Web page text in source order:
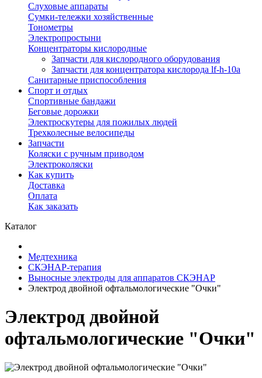
Слуховые аппараты
Сумки-тележки хозяйственные
Тонометры
Электропростыни
Концентраторы кислородные
Запчасти для кислородного оборудования
Запчасти для концентратора кислорода lf-h-10a
Санитарные приспособления
Спорт и отдых
Спортивные бандажи
Беговые дорожки
Электроскутеры для пожилых людей
Трехколесные велосипеды
Запчасти
Коляски с ручным приводом
Электроколяски
Как купить
Доставка
Оплата
Как заказать
Каталог
Mедтехника
СКЭНАР-терапия
Выносные электроды для аппаратов СКЭНАР
Электрод двойной офтальмологические "Очки"
Электрод двойной
офтальмологические "Очки"